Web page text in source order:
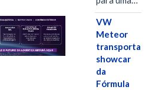
VW
Meteor
transporta
showcar
da
Fórmula